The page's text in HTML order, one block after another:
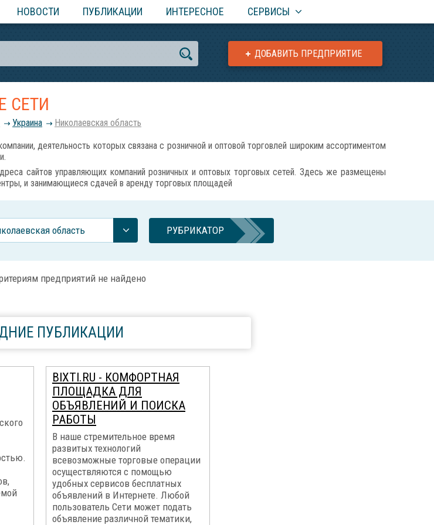
НОВОСТИ ПУБЛИКАЦИИ ИНТЕРЕСНОЕ СЕРВИСЫ
ДОБАВИТЬ ПРЕДПРИЯТИЕ
СЕТИ
Украина Николаевская область
деятельность которых связана с розничной и оптовой торговлей широким ассортиментом
сайтов управляющих компаний розничных и оптовых торговых сетей. Здесь же размещены
и занимающиеся сдачей в аренду торговых площадей
область РУБРИКАТОР
предприятий не найдено
ПУБЛИКАЦИИ
BIXTI.RU - КОМФОРТНАЯ
ПЛОЩАДКА ДЛЯ
ОБЪЯВЛЕНИЙ И ПОИСКА
РАБОТЫ
В наше стремительное время
развитых технологий
всевозможные торговые операции
осуществляются с помощью
удобных сервисов бесплатных
объявлений в Интернете. Любой
пользователь Сети может подать
объявление различной тематики,